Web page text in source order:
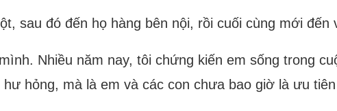
sau đó đến họ hàng bên nội, rồi cuối cùng mới đến
Nhiều năm nay, tôi chứng kiến em sống trong
hỏng, mà là em và các con chưa bao giờ là ưu